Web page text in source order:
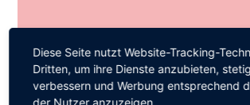
Diese Seite nutzt Website-Tracking-
Dritten, um ihre Dienste anzubieten,
verbessern und Werbung entsprechend
der Nutzer anzuzeigen.